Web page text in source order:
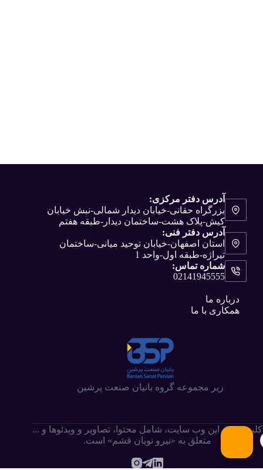
آدرس دفتر مرکزی:
بزرگراه حقانی-خیابان دیدار شمالی-نبش خیابان
کیش-پلاک هشت-ساختمان دیدار-طبقه هفتم
آدرس دفتر فنی:
استان اصفهان-خیابان توحید میانی-ساختمان
تیراژه-طبقه اول-واحد 1
شماره تماس:
02141945555
درباره ما
همکاری با ما
زیر مجموعه گروه بانیان صنعت پرشین
کلیه حقوق این وب سایت،‌ شامل محتوا، تصاویر و ویدئوها و ...
متعلق به «نیرو نویان قشم» است.